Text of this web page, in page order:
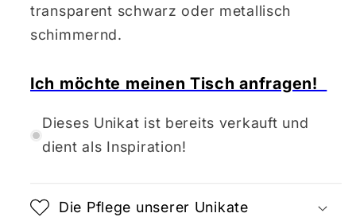
transparent schwarz oder metallisch
schimmernd.
Ich möchte meinen Tisch anfragen!
Dieses Unikat ist bereits verkauft und
dient als Inspiration!
Die Pflege unserer Unikate